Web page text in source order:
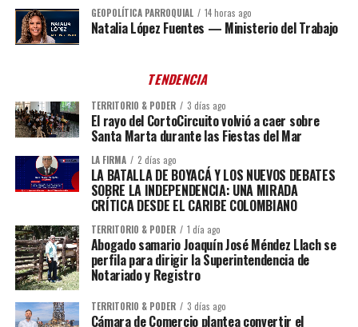
GEOPOLÍTICA PARROQUIAL 14 horas ago
Natalia López Fuentes — Ministerio del Trabajo
TENDENCIA
TERRITORIO & PODER 3 días ago
El rayo del CortoCircuito volvió a caer sobre
Santa Marta durante las Fiestas del Mar
LA FIRMA 2 días ago
LA BATALLA DE BOYACÁ Y LOS NUEVOS DEBATES
SOBRE LA INDEPENDENCIA: UNA MIRADA
CRÍTICA DESDE EL CARIBE COLOMBIANO
TERRITORIO & PODER 1 día ago
Abogado samario Joaquín José Méndez Llach se
perfila para dirigir la Superintendencia de
Notariado y Registro
TERRITORIO & PODER 3 días ago
Cámara de Comercio plantea convertir el